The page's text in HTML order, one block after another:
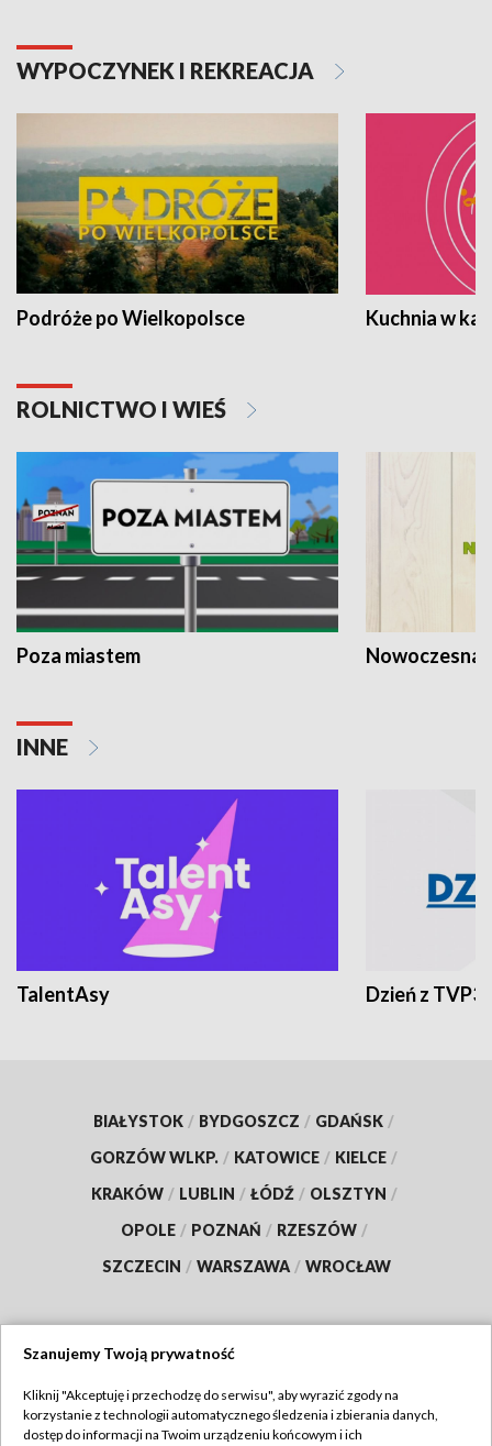
WYPOCZYNEK I REKREACJA
Podróże po Wielkopolsce Kuchnia w
ROLNICTWO I WIEŚ
Poza miastem Nowoczesna
INNE
TalentAsy Dzień z TVP3
BIAŁYSTOK / BYDGOSZCZ / GDAŃSK /
GORZÓW WLKP. / KATOWICE / KIELCE /
KRAKÓW / LUBLIN / ŁÓDŹ / OLSZTYN /
OPOLE / POZNAŃ / RZESZÓW /
SZCZECIN / WARSZAWA / WROCŁAW
TVP
Szanujemy Twoją prywatność
Kliknij "Akceptuję i przechodzę do serwisu", aby wyrazić zgody na
korzystanie z technologii automatycznego śledzenia i zbierania danych,
dostęp do informacji na Twoim urządzeniu końcowym i ich